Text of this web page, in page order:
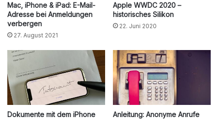
Mac, iPhone & iPad: E-Mail-
Adresse bei Anmeldungen
verbergen
27. August 2021
Apple WWDC 2020 –
historisches Silikon
22. Juni 2020
Dokumente mit dem iPhone
Anleitung: Anonyme Anrufe